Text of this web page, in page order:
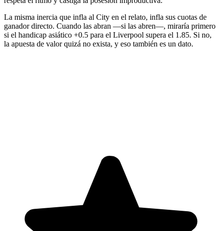
La misma inercia que infla al City en el relato, infla sus cuotas de
ganador directo. Cuando las abran —si las abren—, miraría primero
si el handicap asiático +0.5 para el Liverpool supera el 1.85. Si no,
la apuesta de valor quizá no exista, y eso también es un dato.